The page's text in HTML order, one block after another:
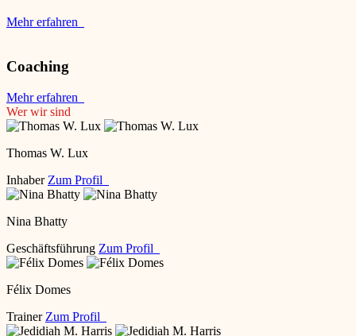
Mehr erfahren
Coaching
Mehr erfahren
Wer wir sind
Thomas W. Lux
Inhaber Zum Profil
Nina Bhatty
Geschäftsführung Zum Profil
Félix Domes
Trainer Zum Profil